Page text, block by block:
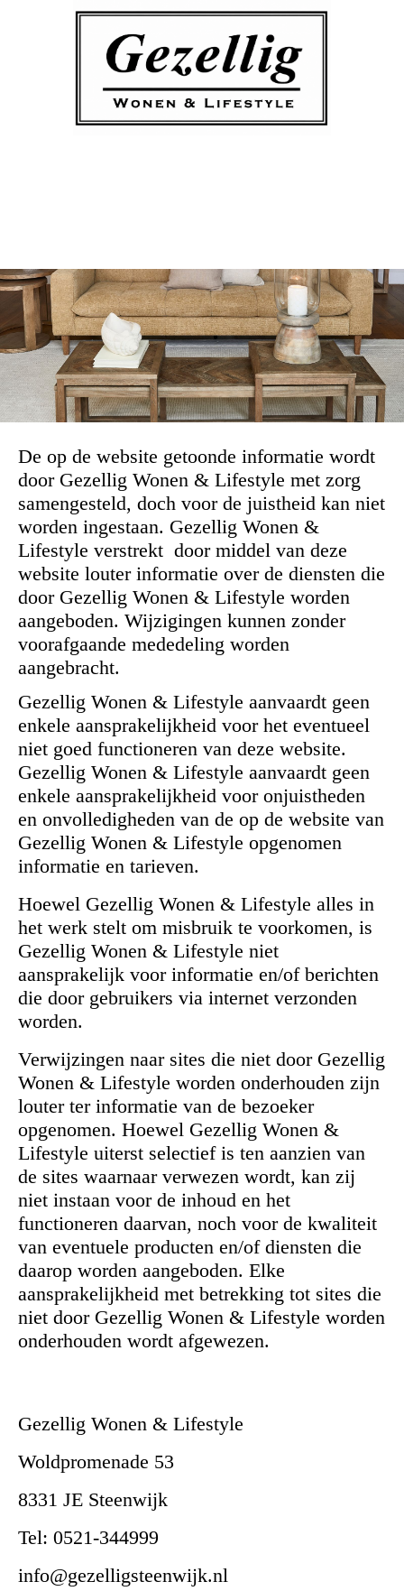
De op de website getoonde informatie wordt
door Gezellig Wonen & Lifestyle met zorg
samengesteld, doch voor de juistheid kan niet
worden ingestaan. Gezellig Wonen &
Lifestyle verstrekt door middel van deze
website louter informatie over de diensten die
door Gezellig Wonen & Lifestyle worden
aangeboden. Wijzigingen kunnen zonder
voorafgaande mededeling worden
aangebracht.
Gezellig Wonen & Lifestyle aanvaardt geen
enkele aansprakelijkheid voor het eventueel
niet goed functioneren van deze website.
Gezellig Wonen & Lifestyle aanvaardt geen
enkele aansprakelijkheid voor onjuistheden
en onvolledigheden van de op de website van
Gezellig Wonen & Lifestyle opgenomen
informatie en tarieven.
Hoewel Gezellig Wonen & Lifestyle alles in
het werk stelt om misbruik te voorkomen, is
Gezellig Wonen & Lifestyle niet
aansprakelijk voor informatie en/of berichten
die door gebruikers via internet verzonden
worden.
Verwijzingen naar sites die niet door Gezellig
Wonen & Lifestyle worden onderhouden zijn
louter ter informatie van de bezoeker
opgenomen. Hoewel Gezellig Wonen &
Lifestyle uiterst selectief is ten aanzien van
de sites waarnaar verwezen wordt, kan zij
niet instaan voor de inhoud en het
functioneren daarvan, noch voor de kwaliteit
van eventuele producten en/of diensten die
daarop worden aangeboden. Elke
aansprakelijkheid met betrekking tot sites die
niet door Gezellig Wonen & Lifestyle worden
onderhouden wordt afgewezen.
Gezellig Wonen & Lifestyle
Woldpromenade 53
8331 JE Steenwijk
Tel: 0521-344999
info@gezelligsteenwijk.nl